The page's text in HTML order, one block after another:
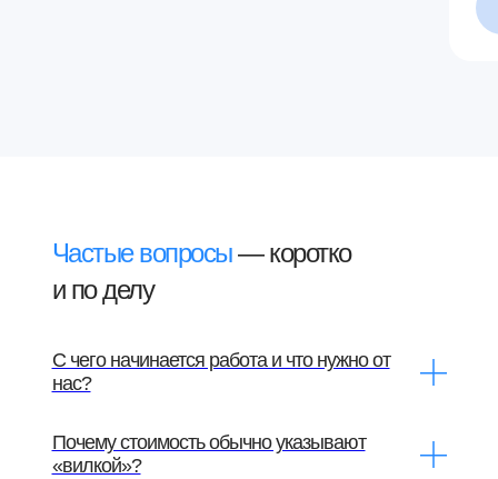
Частые вопросы— коротко
и по делу
С чего начинается работа и что нужно от
нас?
Почему стоимость обычно указывают
«вилкой»?